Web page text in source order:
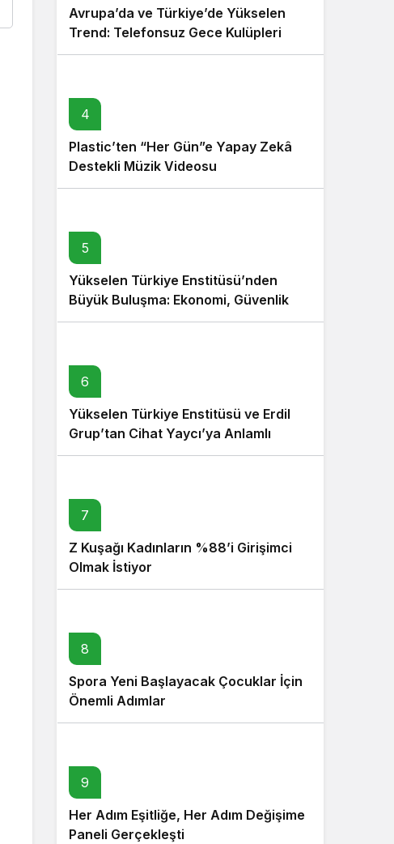
Avrupa’da ve Türkiye’de Yükselen
Trend: Telefonsuz Gece Kulüpleri
4
Plastic’ten “Her Gün”e Yapay Zekâ
Destekli Müzik Videosu
5
Yükselen Türkiye Enstitüsü’nden
Büyük Buluşma: Ekonomi, Güvenlik
Politikaları ve Hukuk Konferansı
6
Yükselen Türkiye Enstitüsü ve Erdil
Grup’tan Cihat Yaycı’ya Anlamlı
Ziyaret
7
Z Kuşağı Kadınların %88’i Girişimci
Olmak İstiyor
8
Spora Yeni Başlayacak Çocuklar İçin
Önemli Adımlar
9
Her Adım Eşitliğe, Her Adım Değişime
Paneli Gerçekleşti